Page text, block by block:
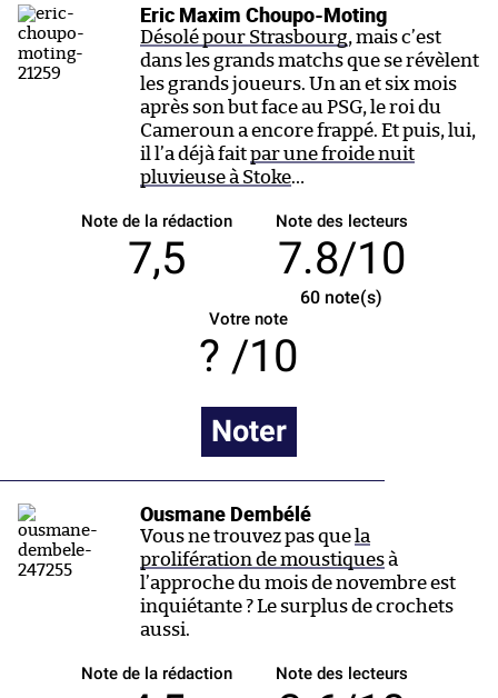
Eric Maxim Choupo-Moting
Désolé pour Strasbourg, mais c’est
dans les grands matchs que se révèlent
les grands joueurs. Un an et six mois
après son but face au PSG, le roi du
Cameroun a encore frappé. Et puis, lui,
il l’a déjà faitpar une froide nuit
pluvieuse à Stoke…
Note de la rédaction
7,5
Note des lecteurs
7.8/10
60 note(s)
Votre note
/10
Noter
Ousmane Dembélé
Vous ne trouvez pas que la
prolifération de moustiquesà
l’approche du mois de novembre est
inquiétante ? Le surplus de crochets
aussi.
Note de la rédaction Note des lecteurs